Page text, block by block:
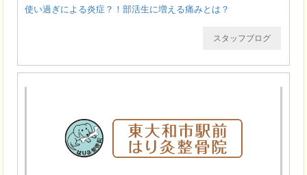
使い過ぎによる炎症？！部活生に増える痛みとは？
スタッフブログ